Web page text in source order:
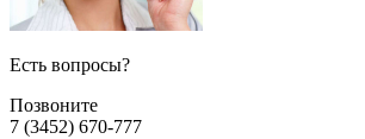
Есть вопросы?
Позвоните
7 (3452) 670-777